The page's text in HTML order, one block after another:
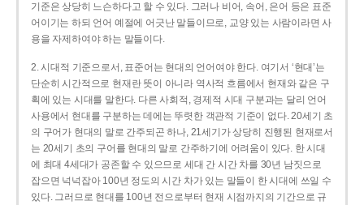
기준은 상당히 느슨하다고 할 수 있다. 그러나 비어, 속어, 은어 등은 표준
어이기는 하되 언어 예절에 어긋난 말들이므로, 교양 있는 사람이라면 사
용을 자제하여야 하는 말들이다.
2. 시대적 기준으로서, 표준어는 현대의 언어여야 한다. 여기서 ‘현대’는
단순히 시간적으로 현재란 뜻이 아니라 역사적 흐름에서 현재와 같은 구
획에 있는 시대를 말한다. 다른 사회적, 경제적 시대 구분과는 달리 언어
사용에서 현대를 구분하는 데에는 뚜렷한 객관적 기준이 없다. 20세기 초
의 구어가 현대의 말로 간주되곤 하나, 21세기가 상당히 진행된 현재로서
는 20세기 초의 구어를 현대의 말로 간주하기에 어려움이 있다. 한 시대
에 최대 4세대가 공존할 수 있으므로 세대 간 시간 차를 30년 남짓으로
잡으면 넉넉잡아 100년 정도의 시간 차가 있는 말들이 한 시대에 쓰일 수
있다. 그러므로 현대를 100년 전으로부터 현재 시점까지의 기간으로 규